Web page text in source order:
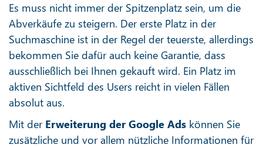
Es muss nicht immer der Spitzenplatz sein, um die
Abverkäufe zu steigern. Der erste Platz in der
Suchmaschine ist in der Regel der teuerste, allerdings
bekommen Sie dafür auch keine Garantie, dass
ausschließlich bei Ihnen gekauft wird. Ein Platz im
aktiven Sichtfeld des Users reicht in vielen Fällen
absolut aus.
Mit der Erweiterung der Google Ads können Sie
zusätzliche und vor allem nützliche Informationen für